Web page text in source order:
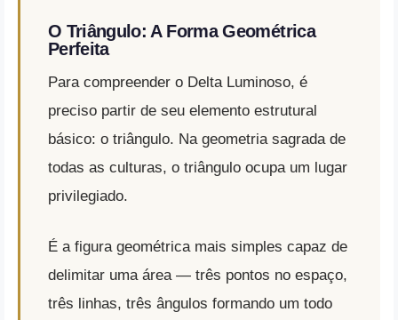
O Triângulo: A Forma Geométrica
Perfeita
Para compreender o Delta Luminoso, é
preciso partir de seu elemento estrutural
básico: o triângulo. Na geometria sagrada de
todas as culturas, o triângulo ocupa um lugar
privilegiado.
É a figura geométrica mais simples capaz de
delimitar uma área — três pontos no espaço,
três linhas, três ângulos formando um todo